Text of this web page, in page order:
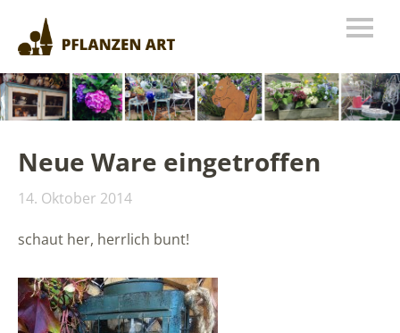
Neue Ware eingetroffen
14. Oktober 2014
schaut her, herrlich bunt!